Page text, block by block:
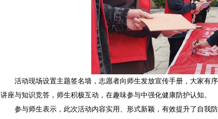
活动现场设置主题签名墙，志愿者向师生发放宣传手册，大家有
讲座与知识竞答，师生积极互动，在趣味参与中强化健康防护认知。
参与师生表示，此次活动内容实用、形式新颖，有效提升了自我